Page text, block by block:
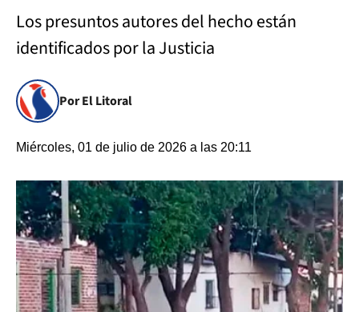
Los presuntos autores del hecho están
identificados por la Justicia
Por El Litoral
Miércoles, 01 de julio de 2026 a las 20:11